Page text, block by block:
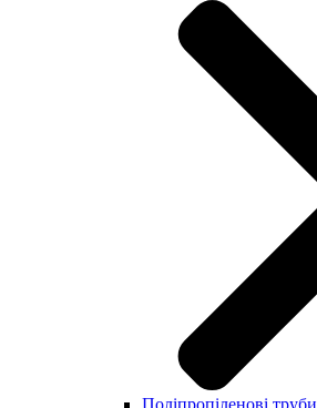
Поліпропіленові труби